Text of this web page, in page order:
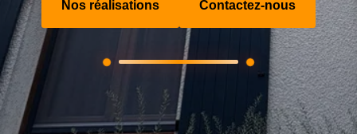
Nos réalisations Contactez-nous